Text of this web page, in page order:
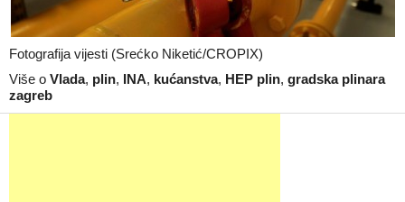
Fotografija vijesti (Srećko Niketić/CROPIX)
Više o Vlada, plin, INA, kućanstva, HEP plin, gradska plinara
zagreb